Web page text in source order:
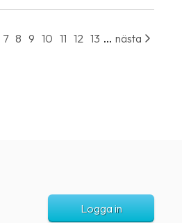
7 8 9 10 11 12 13 ... nästa
Logga in